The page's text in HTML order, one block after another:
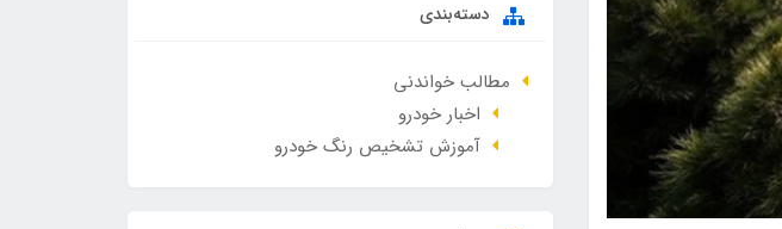
دسته‌بندی
مطالب خواندنی
اخبار خودرو
آموزش تشخیص رنگ خودرو